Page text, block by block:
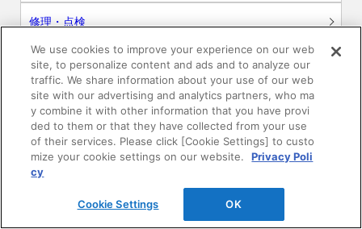
修理・点検
お問い合わせ
ログイン
建築・設計関係者様向けサイト
ユーザー登録サービス
WEB見積システム
We use cookies to improve your experience on our web
site, to personalize content and ads and to analyze our
traffic. We share information about your use of our web
site with our advertising and analytics partners, who ma
y combine it with other information that you have provi
ded to them or that they have collected from your use
of their services. Please click [Cookie Settings] to custo
mize your cookie settings on our website.
Privacy Poli
cy
Cookie Settings OK